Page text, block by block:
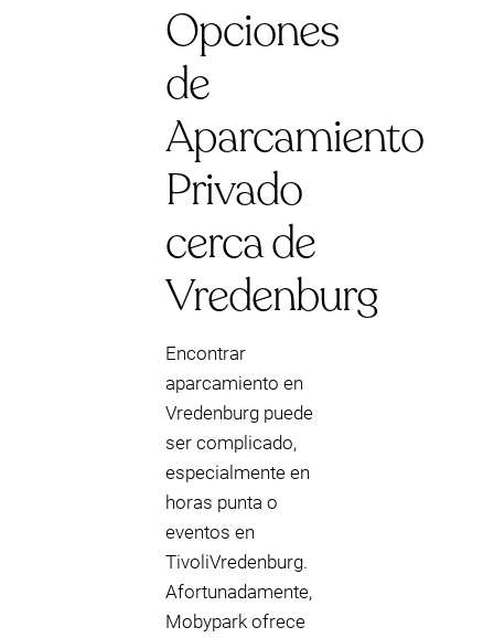
Opciones
de
Aparcamiento
Privado
cerca de
Vredenburg
Encontrar
aparcamiento en
Vredenburg puede
ser complicado,
especialmente en
horas punta o
eventos en
TivoliVredenburg.
Afortunadamente,
Mobypark ofrece